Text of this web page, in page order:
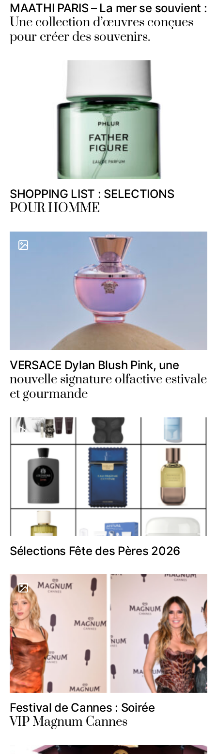
MAATHI PARIS – La mer se souvient :
Une collection d’œuvres conçues
pour créer des souvenirs.
SHOPPING LIST : SELECTIONS
POUR HOMME
VERSACE Dylan Blush Pink, une
nouvelle signature olfactive estivale
et gourmande
Sélections Fête des Pères 2026
Festival de Cannes : Soirée
VIP Magnum Cannes